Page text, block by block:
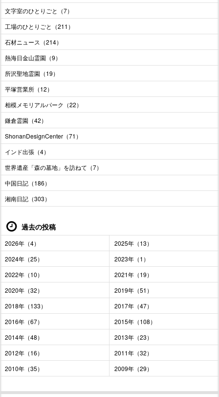
文字室のひとりごと（7）
工場のひとりごと（211）
石材ニュース（214）
熱海日金山霊園（9）
所沢聖地霊園（19）
平塚営業所（12）
相模メモリアルパーク（22）
鎌倉霊園（42）
ShonanDesignCenter（71）
インド出張（4）
世界遺産「森の墓地」を訪ねて（7）
中国日記（186）
湘南日記（303）
過去の投稿
2026年（4）
2025年（13）
2024年（25）
2023年（1）
2022年（10）
2021年（19）
2020年（32）
2019年（51）
2018年（133）
2017年（47）
2016年（67）
2015年（108）
2014年（48）
2013年（23）
2012年（16）
2011年（32）
2010年（35）
2009年（29）